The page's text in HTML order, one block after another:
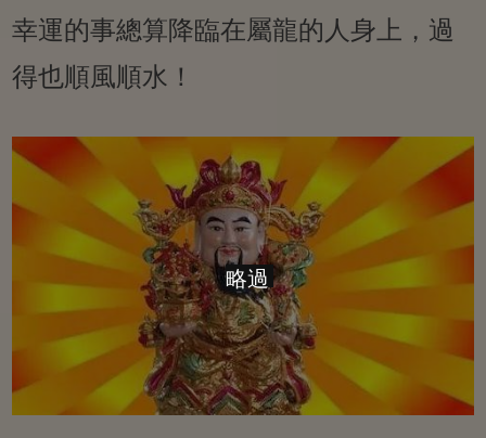
幸運的事總算降臨在屬龍的人身上，過
得也順風順水！
略過